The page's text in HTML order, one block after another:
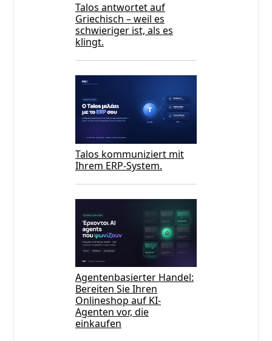
Talos antwortet auf
Griechisch – weil es
schwieriger ist, als es
klingt.
Talos kommuniziert mit
Ihrem ERP-System.
Agentenbasierter Handel:
Bereiten Sie Ihren
Onlineshop auf KI-
Agenten vor, die
einkaufen